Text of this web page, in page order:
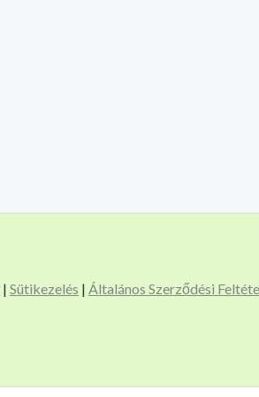
| Sütikezelés | Általános Szerződési